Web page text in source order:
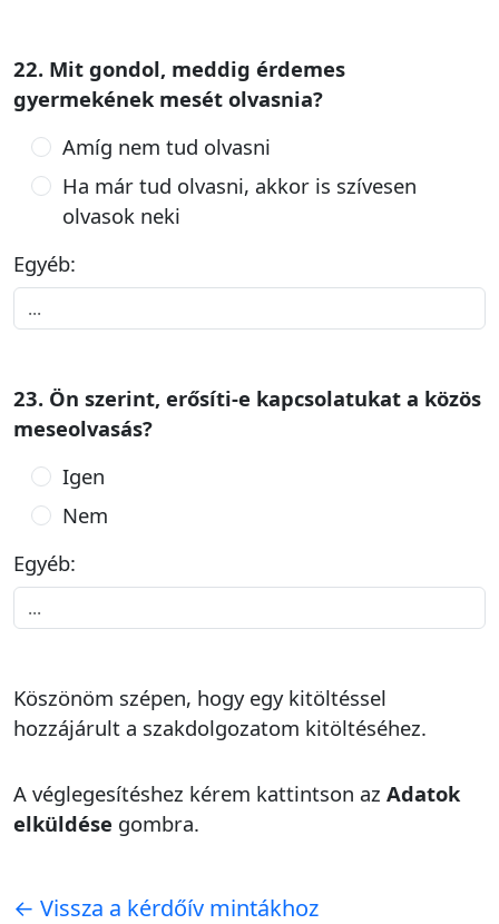
22. Mit gondol, meddig érdemes
gyermekének mesét olvasnia?
Amíg nem tud olvasni
Ha már tud olvasni, akkor is szívesen
olvasok neki
Egyéb:
23. Ön szerint, erősíti-e kapcsolatukat a közös
meseolvasás?
Igen
Nem
Egyéb:
Köszönöm szépen, hogy egy kitöltéssel
hozzájárult a szakdolgozatom kitöltéséhez.
A véglegesítéshez kérem kattintson az Adatok
elküldése gombra.
← Vissza a kérdőív mintákhoz